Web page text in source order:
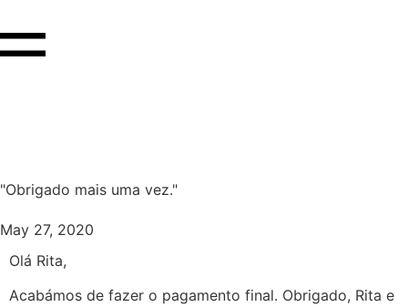
"Obrigado mais uma vez."
May 27, 2020
Olá Rita,
Acabámos de fazer o pagamento final. Obrigado, Rita e